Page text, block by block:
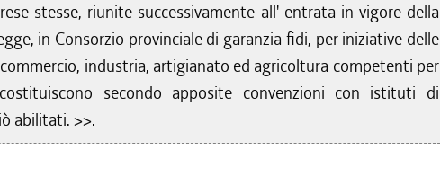
stesse, riunite successivamente all' entrata in vigore della
in Consorzio provinciale di garanzia fidi, per iniziative delle
industria, artigianato ed agricoltura competenti per
secondo apposite convenzioni con istituti di
abilitati. >>.